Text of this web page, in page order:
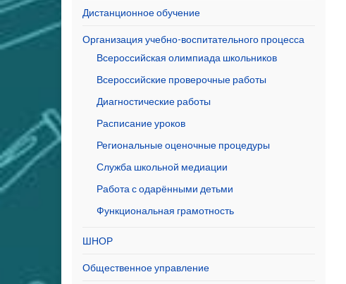
Дистанционное обучение
Организация учебно-воспитательного процесса
Всероссийская олимпиада школьников
Всероссийские проверочные работы
Диагностические работы
Расписание уроков
Региональные оценочные процедуры
Служба школьной медиации
Работа с одарёнными детьми
Функциональная грамотность
ШНОР
Общественное управление